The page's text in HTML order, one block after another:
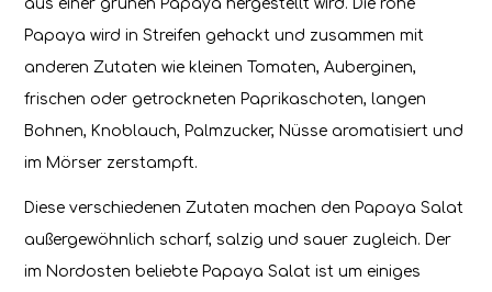
aus einer grünen Papaya hergestellt wird. Die rohe
Papaya wird in Streifen gehackt und zusammen mit
anderen Zutaten wie kleinen Tomaten, Auberginen,
frischen oder getrockneten Paprikaschoten, langen
Bohnen, Knoblauch, Palmzucker, Nüsse aromatisiert und
im Mörser zerstampft.
Diese verschiedenen Zutaten machen den Papaya Salat
außergewöhnlich scharf, salzig und sauer zugleich. Der
im Nordosten beliebte Papaya Salat ist um einiges